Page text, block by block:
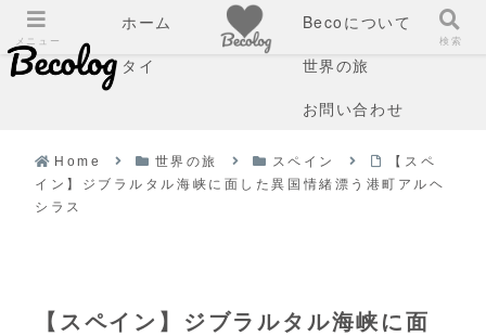
ホーム
Becoについて
タイ
世界の旅
お問い合わせ
Home 世界の旅 スペイン
【スペ
イン】ジブラルタル海峡に面した異国情緒漂う港町アルヘ
シラス
【スペイン】ジブラルタル海峡に面
メニュー 検索